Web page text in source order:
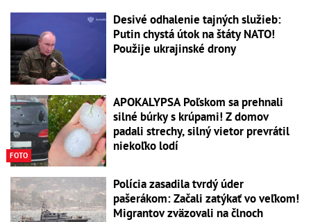
Desivé odhalenie tajných služieb:
Putin chystá útok na štáty NATO!
Použije ukrajinské drony
FOTO
APOKALYPSA Poľskom sa prehnali
silné búrky s krúpami! Z domov
padali strechy, silný vietor prevrátil
niekoľko lodí
Polícia zasadila tvrdý úder
pašerákom: Začali zatýkať vo veľkom!
Migrantov zväzovali na člnoch